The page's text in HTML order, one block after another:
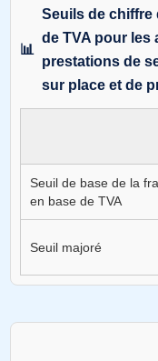
Seuils de chiffre
de TVA pour les
prestations de
sur place et de
Seuil de base de la
en base de TVA
Seuil majoré